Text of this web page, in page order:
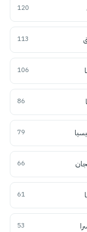
120
113
106
86
79
66
61
53